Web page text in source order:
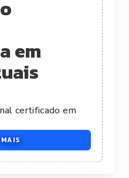
em
certificado em